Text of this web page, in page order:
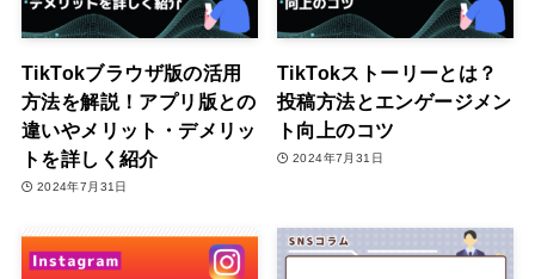
TikTokブラウザ版の活用
方法を解説！アプリ版との
違いやメリット・デメリッ
トを詳しく紹介
2024年7月31日
TikTokストーリーとは？
投稿方法とエンゲージメン
ト向上のコツ
2024年7月31日